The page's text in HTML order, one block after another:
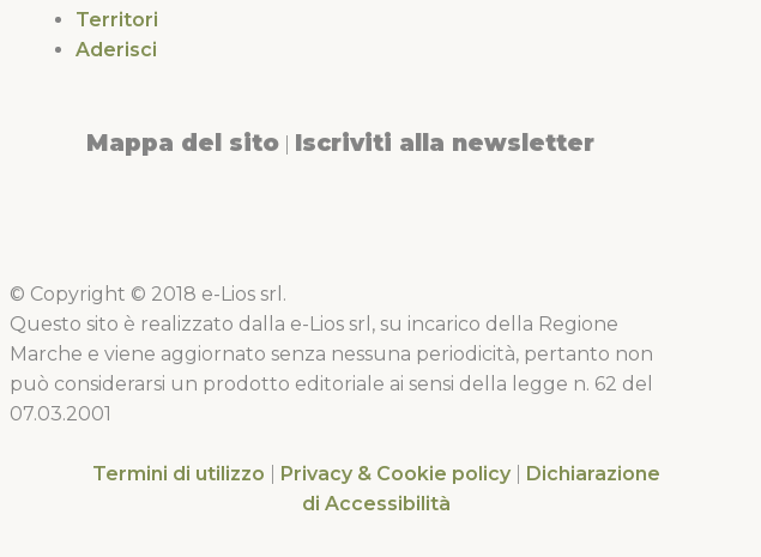
Territori
Aderisci
Mappa del sito Iscriviti alla newsletter
© Copyright © 2018 e-Lios srl.
Questo sito è realizzato dalla e-Lios srl, su incarico della Regione
Marche e viene aggiornato senza nessuna periodicità, pertanto non
può considerarsi un prodotto editoriale ai sensi della legge n. 62 del
07.03.2001
Termini di utilizzo Privacy & Cookie policy
Dichiarazione
di Accessibilità